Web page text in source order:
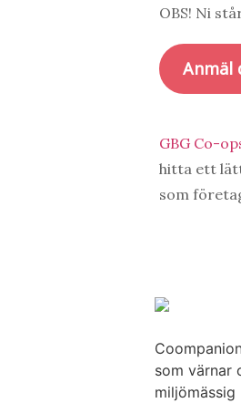
OBS! Ni
Anmäl
GBG Co-
hitta ett
som
som värnar